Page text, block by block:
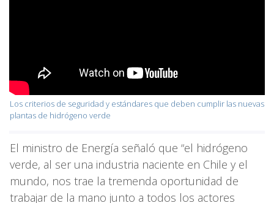
Los criterios de seguridad y estándares que deben cumplir las nuevas
plantas de hidrógeno verde
El ministro de Energía señaló que “el hidrógeno
verde, al ser una industria naciente en Chile y el
mundo, nos trae la tremenda oportunidad de
trabajar de la mano junto a todos los actores